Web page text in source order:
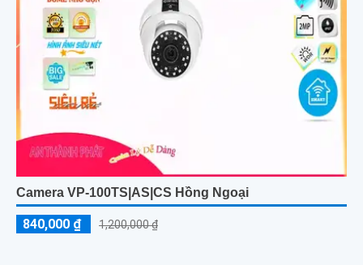
Camera VP-100TS|AS|CS Hồng Ngoại
840,000 ₫ 1,200,000 ₫